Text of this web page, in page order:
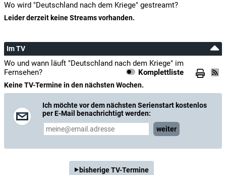
Wo wird "Deutschland nach dem Kriege" gestreamt?
Leider derzeit keine Streams vorhanden.
Im TV
Wo und wann läuft "Deutschland nach dem Kriege" im
Fernsehen?
Komplettliste
Keine TV-Termine in den nächsten Wochen.
Ich möchte vor dem nächsten Serienstart kostenlos
per E-Mail benachrichtigt werden:
weiter
bisherige TV-Termine